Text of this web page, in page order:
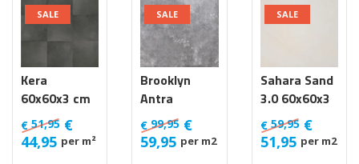
Kera
60x60x3 cm
Luik
€ 51,95 €
44,95 per m²
SALE
Brooklyn
Antra
100x100x4
cm van €
99,95 m2
€ 99,95 €
59,95 per m2
SALE
Sahara Sand
3.0 60x60x3
cm
€59,95 €
51,95 per m2
SALE